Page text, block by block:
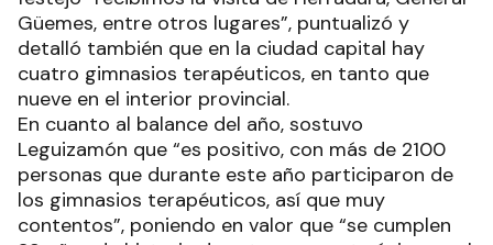
Güemes, entre otros lugares”, puntualizó y
detalló también que en la ciudad capital hay
cuatro gimnasios terapéuticos, en tanto que
nueve en el interior provincial.
En cuanto al balance del año, sostuvo
Leguizamón que “es positivo, con más de 2100
personas que durante este año participaron de
los gimnasios terapéuticos, así que muy
contentos”, poniendo en valor que “se cumplen